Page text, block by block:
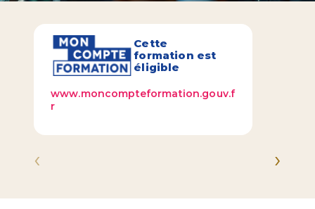
Cette
formation est
éligible
www.moncompteformation.gouv.f
r
‹ ›